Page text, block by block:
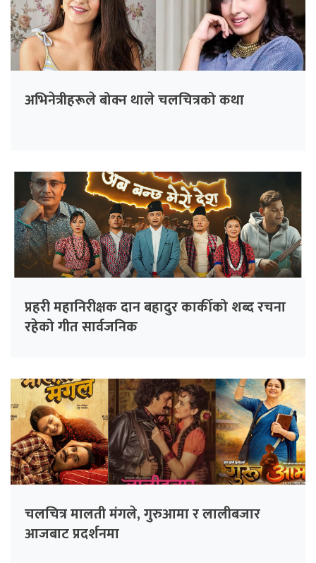
अभिनेत्रीहरूले बोक्न थाले चलचित्रको कथा
प्रहरी महानिरीक्षक दान बहादुर कार्कीको शब्द रचना
रहेको गीत सार्वजनिक
चलचित्र मालती मंगले, गुरुआमा र लालीबजार
आजबाट प्रदर्शनमा